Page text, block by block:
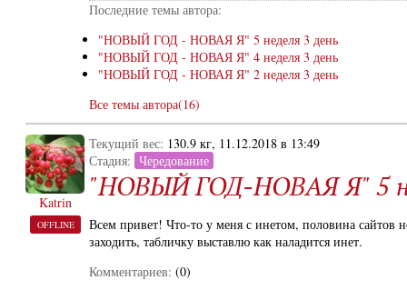
Последние темы автора:
"НОВЫЙ ГОД - НОВАЯ Я" 5 неделя 3 день
"НОВЫЙ ГОД - НОВАЯ Я" 4 неделя 3 день
"НОВЫЙ ГОД - НОВАЯ Я" 2 неделя 3 день
Все темы автора(16)
Katrin
OFFLINE
Текущий вес: 130.9 кг, 11.12.2018 в 13:49
Стадия: Чередование
"НОВЫЙ ГОД-НОВАЯ Я" 5
Всем привет! Что-то у меня с инетом, половина сайтов
заходить, табличку выставлю как наладится инет.
Комментариев: (0)